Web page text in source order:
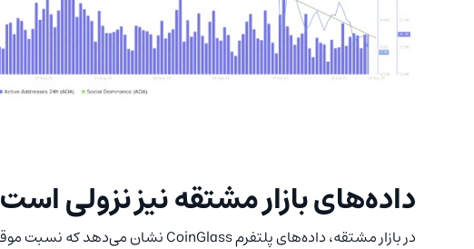
داده‌های بازار مشتقه نیز نزولی است